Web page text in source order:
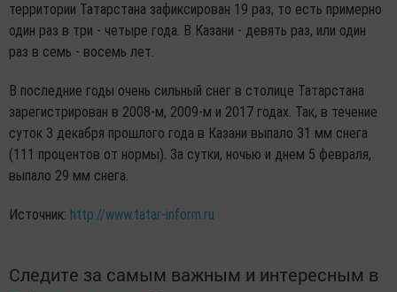
территории Татарстана зафиксирован 19 раз, то есть примерно
один раз в три - четыре года. В Казани - девять раз, или один
раз в семь - восемь лет.
В последние годы очень сильный снег в столице Татарстана
зарегистрирован в 2008-м, 2009-м и 2017 годах. Так, в течение
суток 3 декабря прошлого года в Казани выпало 31 мм снега
(111 процентов от нормы). За сутки, ночью и днем 5 февраля,
выпало 29 мм снега.
Источник: http://www.tatar-inform.ru
Следите за самым важным и интересным в